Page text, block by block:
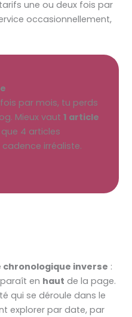
une ou deux fois par
occasionnellement,
par mois, tu perds
Mieux vaut1 article
que 4 articles
irréaliste.
chronologique inverse :
en haut de la page.
qui se déroule dans le
explorer par date, par